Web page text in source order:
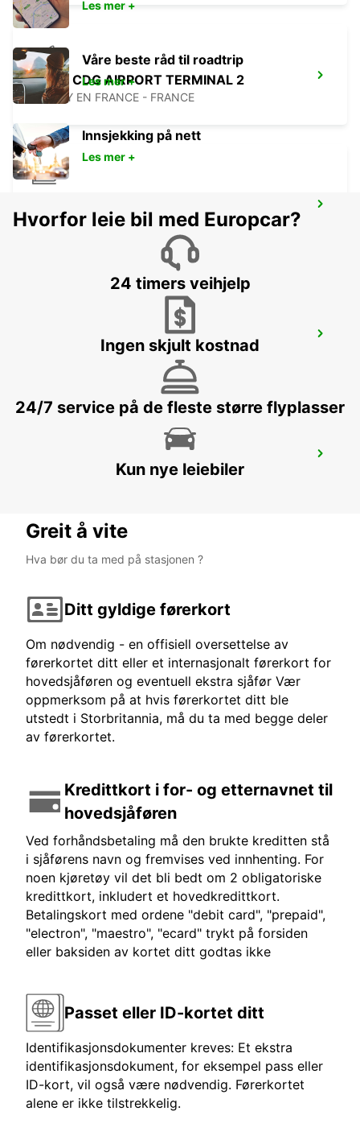
PARIS CDG AIRPORT TERMINAL 2
ROISSY EN FRANCE - FRANCE
STATION
PARIS ORLY AIRPORT
ORLY - FRANCE
PARIS CDG AIRPORT TERMINAL 1
ROISSY EN FRANCE - FRANCE
Les mer +
Våre beste råd til roadtrip
Les mer +
Innsjekking på nett
Les mer +
Hvorfor leie bil med Europcar?
24 timers veihjelp
Ingen skjult kostnad
24/7 service på de fleste større flyplasser
Kun nye leiebiler
Greit å vite
Hva bør du ta med på stasjonen ?
Ditt gyldige førerkort
Om nødvendig - en offisiell oversettelse av
førerkortet ditt eller et internasjonalt førerkort for
hovedsjåføren og eventuell ekstra sjåfør Vær
oppmerksom på at hvis førerkortet ditt ble
utstedt i Storbritannia, må du ta med begge deler
av førerkortet.
Kredittkort i for- og etternavnet til
hovedsjåføren
Ved forhåndsbetaling må den brukte kreditten stå
i sjåførens navn og fremvises ved innhenting. For
noen kjøretøy vil det bli bedt om 2 obligatoriske
kredittkort, inkludert et hovedkredittkort.
Betalingskort med ordene "debit card", "prepaid",
"electron", "maestro", "ecard" trykt på forsiden
eller baksiden av kortet ditt godtas ikke
Passet eller ID-kortet ditt
Identifikasjonsdokumenter kreves: Et ekstra
identifikasjonsdokument, for eksempel pass eller
ID-kort, vil også være nødvendig. Førerkortet
alene er ikke tilstrekkelig.